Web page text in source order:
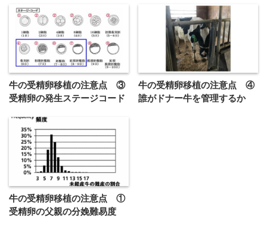
牛の受精卵移植の注意点 ③
受精卵の発生ステージコード
牛の受精卵移植の注意点 ④
誰がドナー牛を管理するか
牛の受精卵移植の注意点 ①
受精卵の父親の分娩難易度